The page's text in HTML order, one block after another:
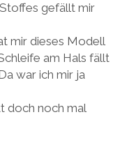
gefällt mir
mir dieses Modell
am Hals fällt
war ich mir ja
doch noch mal